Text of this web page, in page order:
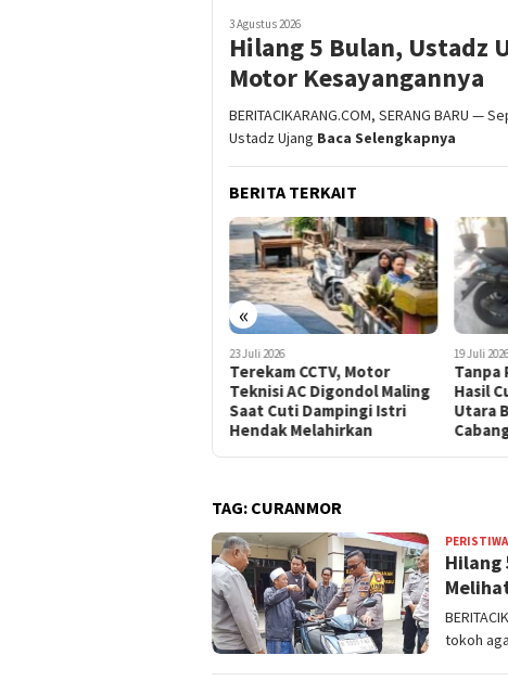
3 Agustus 2026
Hilang 5 Bulan, Ustadz
Motor Kesayangannya
BERITACIKARANG.COM, SERANG BARU
Ustadz Ujang Baca Selengkapnya
BERITA TERKAIT
«
19 Juli 2026
Tanpa Pelat Nomor, Motor
Hasil Curian dari Jakarta
Utara Berkeliaran di
Cabangbungin
19 Juli
Motor
Jadi
TAG: CURANMOR
PERISTIWA
Hilang
tokoh